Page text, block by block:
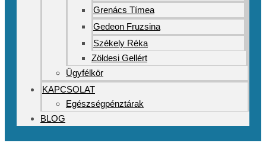
Grenács Tímea
Gedeon Fruzsina
Székely Réka
Zöldesi Gellért
Ügyfélkör
KAPCSOLAT
Egészségpénztárak
BLOG